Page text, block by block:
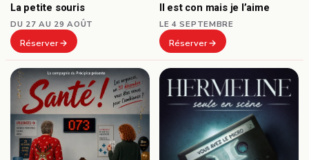
La petite souris
DU 27 AU 29 AOÛT
Réserver
Il est con mais je l’aime
LE 4 SEPTEMBRE
Réserver